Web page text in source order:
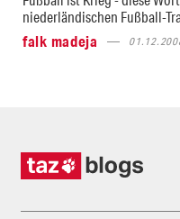
niederländischen Fußball-
falk madeja